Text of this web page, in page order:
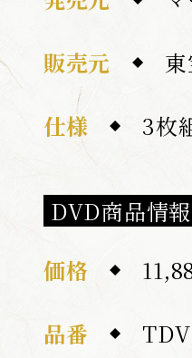
販売元
仕様
3枚
DVD商品情報
価格
品番